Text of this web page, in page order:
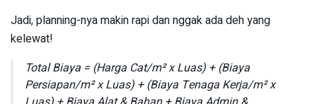
Jadi, planning-nya makin rapi dan nggak ada deh yang
kelewat!
Total Biaya = (Harga Cat/m² x Luas) + (Biaya
Persiapan/m² x Luas) + (Biaya Tenaga Kerja/m² x